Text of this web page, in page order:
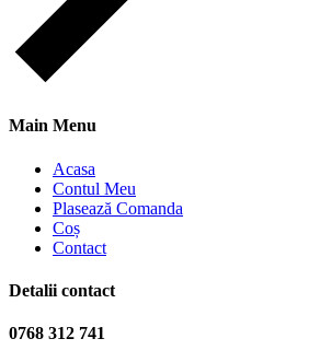
Main Menu
Acasa
Contul Meu
Plasează Comanda
Coș
Contact
Detalii contact
0768 312 741